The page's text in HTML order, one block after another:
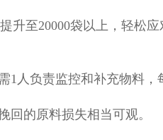
升至20000袋以上，轻松
1人负责监控和补充物料，
回的原料损失相当可观。